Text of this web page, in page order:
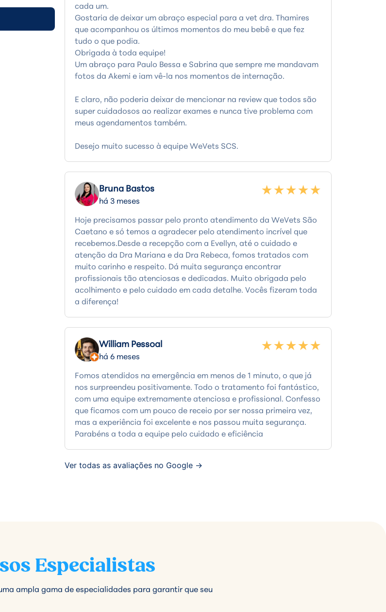
cada um.
Gostaria de deixar um abraço especial para a vet dra. Thamires
que acompanhou os últimos momentos do meu bebê e que fez
tudo o que podia.
Obrigada à toda equipe!
Um abraço para Paulo Bessa e Sabrina que sempre me mandavam
fotos da Akemi e iam vê-la nos momentos de internação.
E claro, não poderia deixar de mencionar na review que todos são
super cuidadosos ao realizar exames e nunca tive problema com
meus agendamentos também.
Desejo muito sucesso à equipe WeVets SCS.
Bruna Bastos
há 3 meses
★★★★★
Hoje precisamos passar pelo pronto atendimento da WeVets São
Caetano e só temos a agradecer pelo atendimento incrível que
recebemos.Desde a recepção com a Evellyn, até o cuidado e
atenção da Dra Mariana e da Dra Rebeca, fomos tratados com
muito carinho e respeito. Dá muita segurança encontrar
profissionais tão atenciosas e dedicadas. Muito obrigada pelo
acolhimento e pelo cuidado em cada detalhe. Vocês fizeram toda
a diferença!
William Pessoal
há 6 meses
★★★★★
Fomos atendidos na emergência em menos de 1 minuto, o que já
nos surpreendeu positivamente. Todo o tratamento foi fantástico,
com uma equipe extremamente atenciosa e profissional. Confesso
que ficamos com um pouco de receio por ser nossa primeira vez,
mas a experiência foi excelente e nos passou muita segurança.
Parabéns a toda a equipe pelo cuidado e eficiência
Ver todas as avaliações no Google →
Especialistas
ampla gama de especialidades para garantir que seu